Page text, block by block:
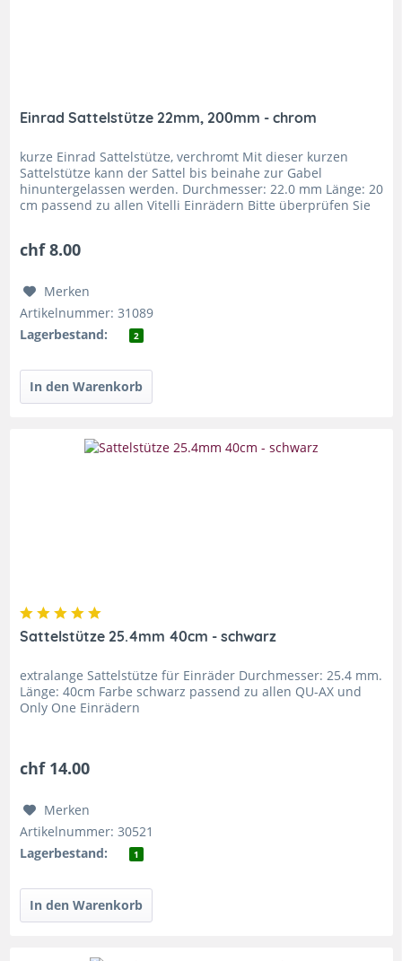
Einrad Sattelstütze 22mm, 200mm - chrom
kurze Einrad Sattelstütze, verchromt Mit dieser kurzen
Sattelstütze kann der Sattel bis beinahe zur Gabel
hinuntergelassen werden. Durchmesser: 22.0 mm Länge: 20
cm passend zu allen Vitelli Einrädern Bitte überprüfen Sie
chf 8.00
Merken
Artikelnummer: 31089
Lagerbestand:
2
Sattelstütze 25.4mm 40cm - schwarz
extralange Sattelstütze für Einräder Durchmesser: 25.4 mm.
Länge: 40cm Farbe schwarz passend zu allen QU-AX und
Only One Einrädern
chf 14.00
Merken
Artikelnummer: 30521
Lagerbestand:
1